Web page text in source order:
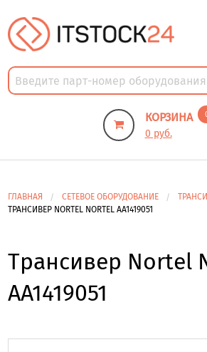
КОРЗИНА
0 руб.
ГЛАВНАЯ СЕТЕВОЕ ОБОРУДОВАНИЕ
ТРАНСИВЕР NORTEL NORTEL AA1419051
Трансивер Nortel
AA1419051